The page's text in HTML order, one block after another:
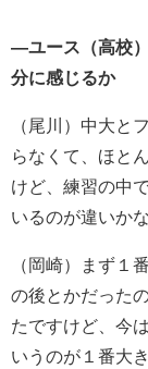
―ユース（高校
分に感じるか
（尾川）中大と
らなくて、ほと
けど、練習の中
いるのが違いか
（岡崎）
まず１
の後とかだった
たですけど、今
いうのが１番大